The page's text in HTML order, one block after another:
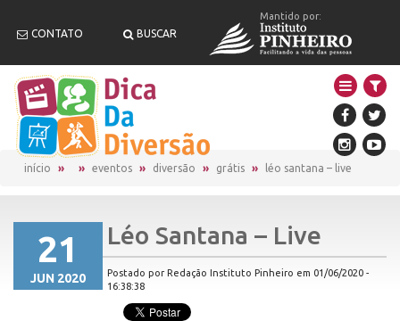
CONTATO BUSCAR
Mantido por:
início eventos diversão grátis léo santana – live
21
JUN 2020
Léo Santana – Live
Postado por Redação Instituto Pinheiro em 01/06/2020 -
16:38:38